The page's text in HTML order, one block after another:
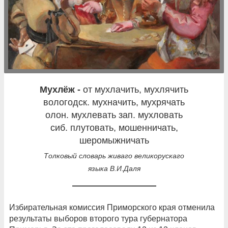
мухлёж - от мухлачить, мухлячить
вологодск. мухначить, мухрячать
олон. мухлевать зап. мухловать
сиб. плутовать, мошенничать,
шеромыжничать
Толковый словарь живаго великорускаго
языка В.И.Даля
Избирательная комиссия Приморского края отменила
результаты выборов второго тура губернатора